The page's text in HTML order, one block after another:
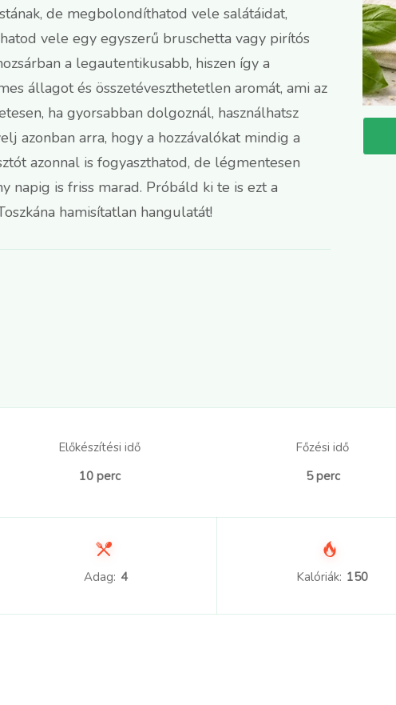
de megbolondíthatod vele salátáidat,
vele egy egyszerű bruschetta vagy pirítós
a legautentikusabb, hiszen így a
állagot és összetéveszthetetlen aromát, ami az
ha gyorsabban dolgoznál, használhatsz
azonban arra, hogy a hozzávalókat mindig a
azonnal is fogyaszthatod, de légmentesen
napig is friss marad. Próbáld ki te is ezt a
hamisítatlan hangulatát!
Előkészítési idő
10 perc
Főzési idő
5 perc
Adag: 4 Kalóriák: 150